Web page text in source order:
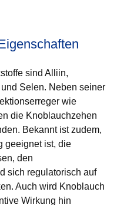
sind Alliin,
Selen. Neben seiner
wie
die Knoblauchzehen
Bekannt ist zudem,
geeignet ist, die
den
sich regulatorisch auf
Auch wird Knoblauch
Wirkung hin